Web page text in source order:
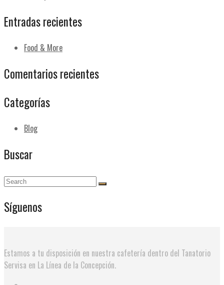
Entradas recientes
Food & More
Comentarios recientes
Categorías
Blog
Buscar
Síguenos
Estamos a tu disposición en nuestra cafetería dentro del Tanatorio
Servisa en La Línea de la Concepción.